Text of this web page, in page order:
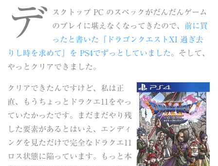
デ
スクトップ PC のスペックがだんだんゲーム
のプレイに堪えなくなってきたので、 前に買
ったと書いた『ドラゴンクエストXI 過ぎ去
りし時を求めて』を PS4でずっとしていました。そして、
やっとクリアできました。
クリアできたんですけど、 私は正
直、もうちょっとドラクエ11をやっ
ていたかったです。まだまだやり残
した要素があるとはいえ、エンディ
ングを見ただけで完全なドラクエ11
ロス状態に陥っています。もっと本